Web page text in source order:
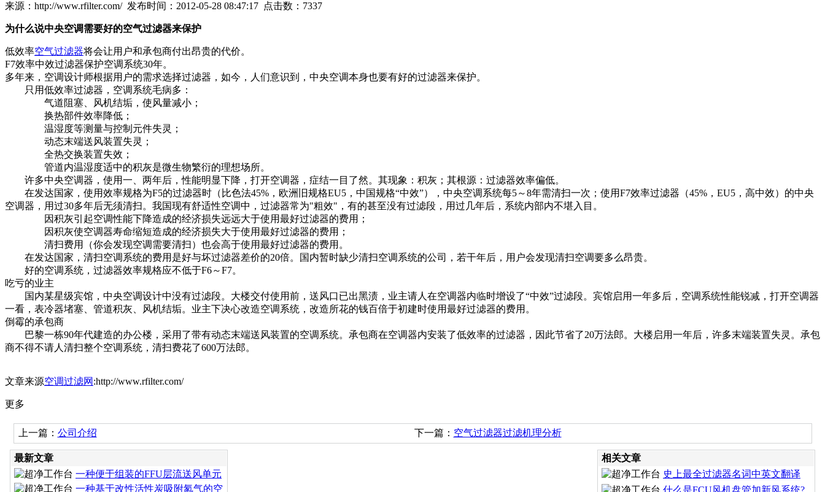
来源：http://www.rfilter.com/ 发布时间：2012-05-28 08:47:17 点击数：7337
为什么说中央空调需要好的空气过滤器来保护
低效率空气过滤器将会让用户和承包商付出昂贵的代价。
F7效率中效过滤器保护空调系统30年。
多年来，空调设计师根据用户的需求选择过滤器，如今，人们意识到，中央空调本身也要有好的过滤器来保护。
只用低效率过滤器，空调系统毛病多：
气道阻塞、风机结垢，使风量减小；
换热部件效率降低；
温湿度等测量与控制元件失灵；
动态末端送风装置失灵；
全热交换装置失效；
管道内温湿度适中的积灰是微生物繁衍的理想场所。
许多中央空调器，使用一、两年后，性能明显下降，打开空调器，症结一目了然。其现象：积灰；其根源：过滤器效率偏低。
在发达国家，使用效率规格为F5的过滤器时（比色法45%，欧洲旧规格EU5，中国规格“中效”），中央空调系统每5～8年需清扫一次；使用F7效率过滤器（45%，EU5，高中效）的中央
空调器，用过30多年后无须清扫。我国现有舒适性空调中，过滤器常为"粗效"，有的甚至没有过滤段，用过几年后，系统内部内不堪入目。
因积灰引起空调性能下降造成的经济损失远远大于使用最好过滤器的费用；
因积灰使空调器寿命缩短造成的经济损失大于使用最好过滤器的费用；
清扫费用（你会发现空调需要清扫）也会高于使用最好过滤器的费用。
在发达国家，清扫空调系统的费用是好与坏过滤器差价的20倍。国内暂时缺少清扫空调系统的公司，若干年后，用户会发现清扫空调要多么昂贵。
好的空调系统，过滤器效率规格应不低于F6～F7。
吃亏的业主
国内某星级宾馆，中央空调设计中没有过滤段。大楼交付使用前，送风口已出黑渍，业主请人在空调器内临时增设了“中效”过滤段。宾馆启用一年多后，空调系统性能锐减，打开空调器
一看，表冷器堵塞、管道积灰、风机结垢。业主下决心改造空调系统，改造所花的钱百倍于初建时使用最好过滤器的费用。
倒霉的承包商
巴黎一栋90年代建造的办公楼，采用了带有动态末端送风装置的空调系统。承包商在空调器内安装了低效率的过滤器，因此节省了20万法郎。大楼启用一年后，许多末端装置失灵。承包
商不得不请人清扫整个空调系统，清扫费花了600万法郎。
文章来源空调过滤网 :http://www.rfilter.com/
更多
上一篇： 公司介绍 下一篇： 空气过滤器过滤机理分析
最新文章
一种便于组装的FFU层流送风单元
一种基于改性活性炭吸附氡气的空
相关文章
史上最全过滤器名词中英文翻译
什么是FCU风机盘管加新风系统?